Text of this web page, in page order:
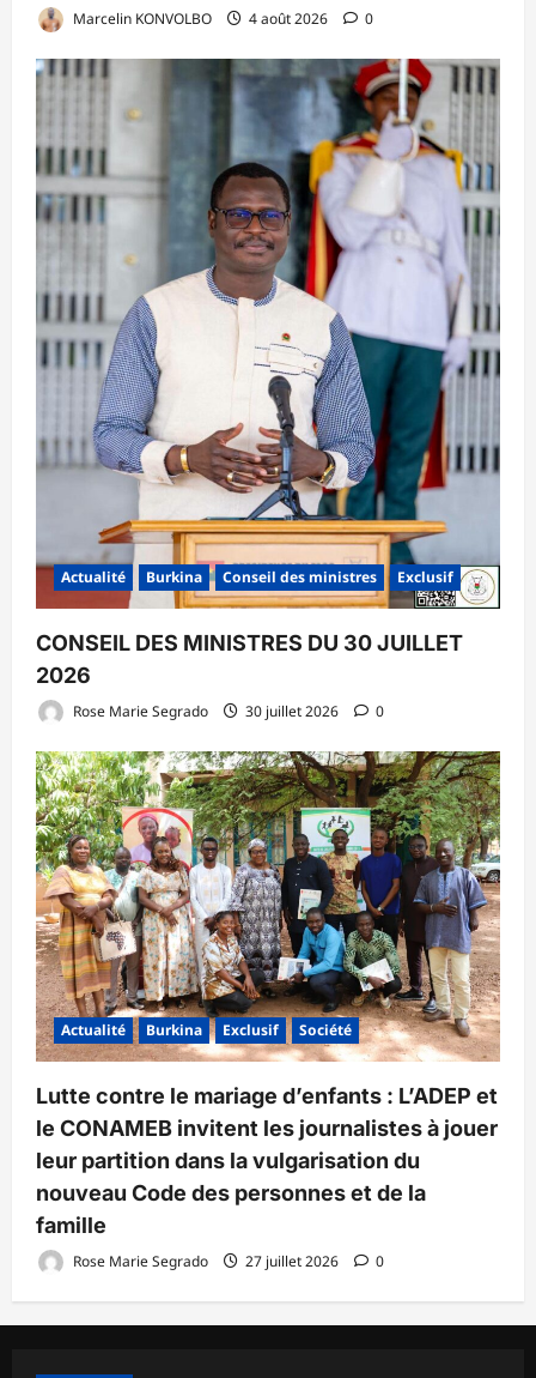
Marcelin KONVOLBO 4 août 2026 0
Actualité Burkina Conseil des ministres Exclusif
CONSEIL DES MINISTRES DU 30 JUILLET
2026
Rose Marie Segrado 30 juillet 2026 0
Actualité Burkina Exclusif Société
Lutte contre le mariage d’enfants : L’ADEP et
le CONAMEB invitent les journalistes à jouer
leur partition dans la vulgarisation du
nouveau Code des personnes et de la
famille
Rose Marie Segrado 27 juillet 2026 0